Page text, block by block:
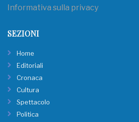
Informativa sulla privacy
SEZIONI
Home
Editoriali
Cronaca
Cultura
Spettacolo
Politica